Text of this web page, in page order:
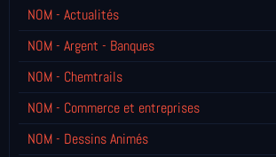
NOM - Actualités
NOM - Argent - Banques
NOM - Chemtrails
NOM - Commerce et entreprises
NOM - Dessins Animés